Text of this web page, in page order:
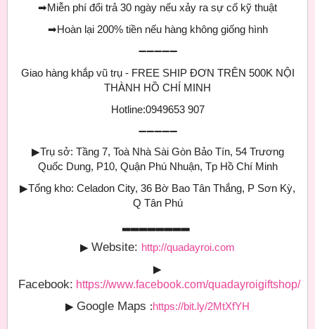
➡Miễn phí đổi trả 30 ngày nếu xảy ra sự cố kỹ thuật
➡Hoàn lại 200% tiền nếu hàng không giống hình
➖➖➖➖➖
Giao hàng khắp vũ trụ - FREE SHIP ĐƠN TRÊN 500K NỘI
THÀNH HỒ CHÍ MINH
Hotline:0949653 907
➖➖➖➖➖
▶Trụ sở: Tầng 7, Toà Nhà Sài Gòn Bảo Tín, 54 Trương
Quốc Dung, P10, Quận Phú Nhuận, Tp Hồ Chí Minh
▶Tổng kho: Celadon City, 36 Bờ Bao Tân Thắng, P Sơn Kỳ,
Q Tân Phú
▶ Website: http://quadayroi.com
▶
Facebook: https://www.facebook.com/quadayroigiftshop/
▶ Google Maps :https://bit.ly/2MtXfYH